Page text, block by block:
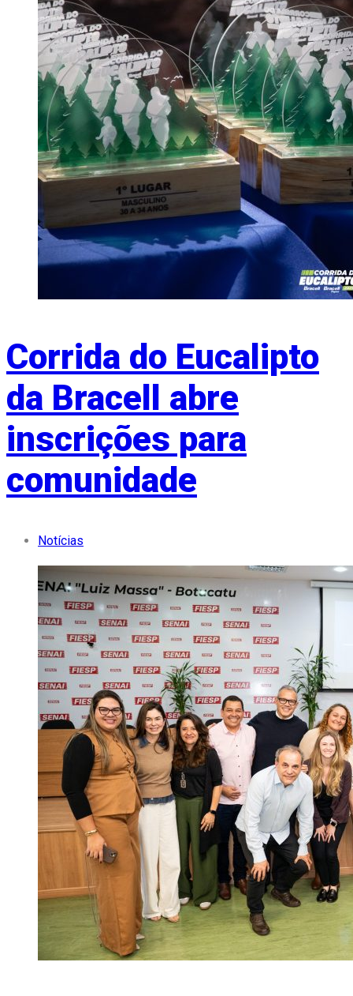
Corrida do Eucalipto
da Bracell abre
inscrições para
comunidade
Notícias